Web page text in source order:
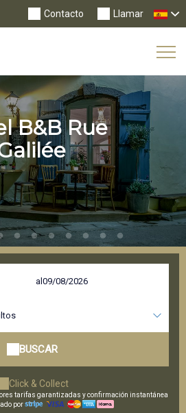
Llamar
Contacto
B&B Rue
al
BUSCAR
Click & Collect
tarifas garantizadas y confirmación instantánea
por